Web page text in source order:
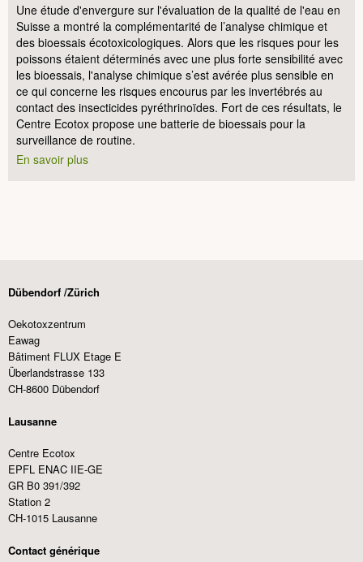
Une étude d'envergure sur l'évaluation de la qualité de l'eau en
Suisse a montré la complémentarité de l’analyse chimique et
des bioessais écotoxicologiques. Alors que les risques pour les
poissons étaient déterminés avec une plus forte sensibilité avec
les bioessais, l'analyse chimique s’est avérée plus sensible en
ce qui concerne les risques encourus par les invertébrés au
contact des insecticides pyréthrinoïdes. Fort de ces résultats, le
Centre Ecotox propose une batterie de bioessais pour la
surveillance de routine.
En savoir plus
Dübendorf /Zürich
Oekotoxzentrum
Eawag
Bâtiment FLUX Etage E
Überlandstrasse 133
CH-8600 Dübendorf
Lausanne
Centre Ecotox
EPFL ENAC IIE-GE
GR B0 391/392
Station 2
CH-1015 Lausanne
Contact générique